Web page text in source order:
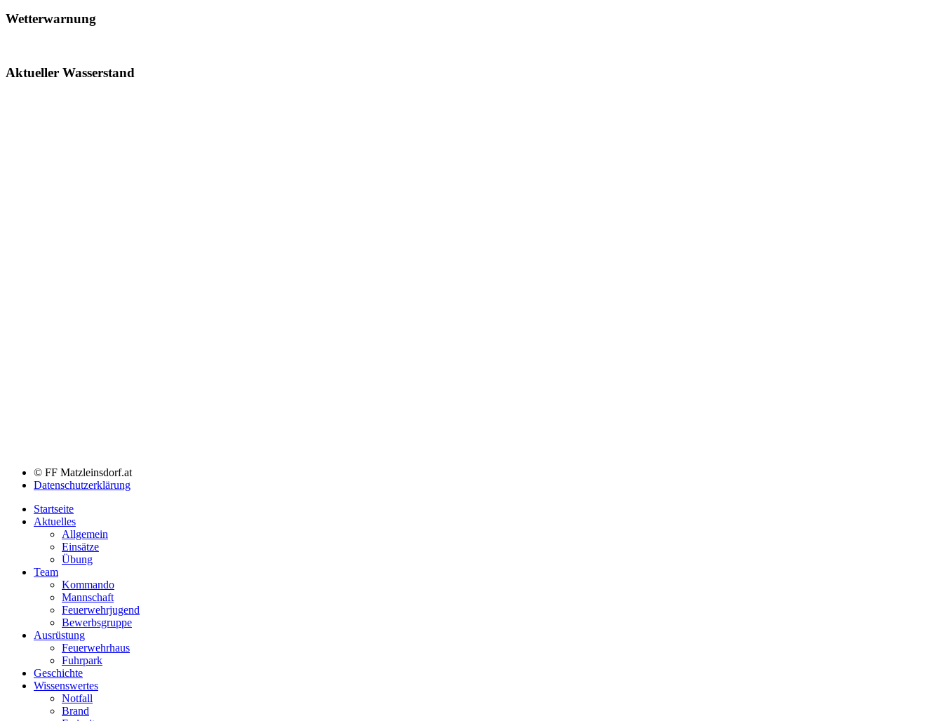
Wetterwarnung
Aktueller Wasserstand
© FF Matzleinsdorf.at
Datenschutzerklärung
Startseite
Aktuelles
Allgemein
Einsätze
Übung
Team
Kommando
Mannschaft
Feuerwehrjugend
Bewerbsgruppe
Ausrüstung
Feuerwehrhaus
Fuhrpark
Geschichte
Wissenswertes
Notfall
Brand